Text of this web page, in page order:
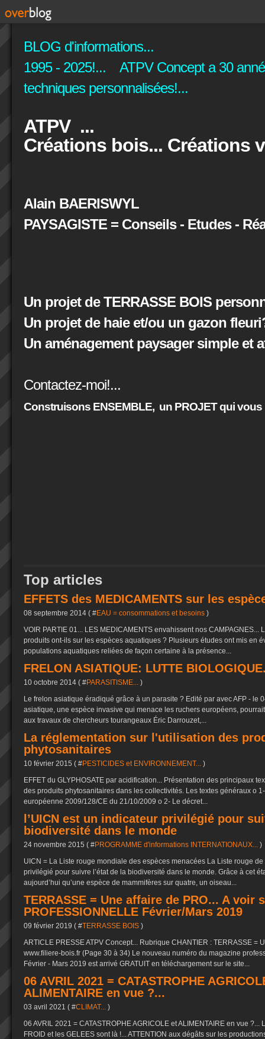
BLOG d'informations...
1995 - 2025!... ATPV Concept a 30
techniques personnalisées!...
ATPV ...
Créations bois... Créations
Alain BAERISWYL
PAYSAGISTE = Conseils - Etudes -
Un projet de TERRASSE BOIS
Un projet de haie et/ou un gazon
Un aménagement paysager simple et
Contactez-moi!...
Construisons ENSEMBLE, un PROJET qui vous
Top articles
EFFETS des MEDICAMENTS sur les
08 septembre 2014 ( #EAU = consommations et besoins )
VOIR PARTIE 01... LES MEDICAMENTS envahissent nos CAMPAGNES...
produits ont-ils sur les espèces aquatiques ? Plusieurs études ont mis en
populations aquatiques reliées de façon certaine à la présence...
FRELON ASIATIQUE: LUTTE
10 octobre 2014 ( #PARASITISME... )
Le frelon asiatique éradiqué grâce à un parasite ? Edité par avec AFP - le
asiatique, une espèce invasive qui menace les ruchers européens,
aux travaux de chercheurs tourangeaux Éric Darrouzet,...
La réglementation sur l'utilisation des
phytosanitaires
10 février 2015 ( #PESTICIDES et ENVIRONNEMENT... )
EFFET du GLYPHOSATE par acidification... Présentation des principaux
des produits phytosanitaires dans les collectivités. Les textes généraux o
européenne 2009/128/CE du 21/10/2009 o 2- Le décret...
l’UICN est un indicateur privilégié pour
biodiversité dans le monde
24 novembre 2015 ( #PROGRAMME d'informations INTERNATIONAUX... )
UICN = La Liste rouge mondiale des espèces menacées La Liste rouge de
privilégié pour suivre l’état de la biodiversité dans le monde. Grâce à cet
aujourd’hui qu’une espèce de mammifères sur quatre, un oiseau...
TERRASSE = Une affaire de PRO... A voir
PROFESSIONNELLE Février/Mars 2019
09 février 2019 ( #TERRASSE BOIS )
ARTICLE PRESSE ATPV Concept... Rubrique CHANTIER : TERRASSE =
www.filiere-bois.fr (Page 30 à 34) Le nouveau numéro du magazine
Février - Mars 2019 est arrivé GRATUIT en téléchargement sur le site...
06 AVRIL 2021 = CATASTROPHE
ALIMENTAIRE en vue ?...
03 avril 2021 ( #CLIMAT... )
06 AVRIL 2021 = CATASTROPHE AGRICOLE et ALIMENTAIRE en vue ?...
FROID et les GELEES sont là !... ATTENTION aux dégâts sur les